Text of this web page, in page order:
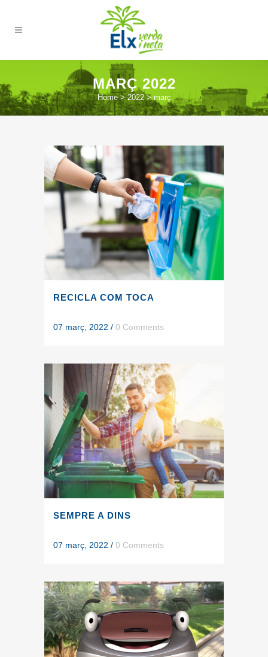
MARÇ 2022
Home>2022>març
RECICLA COM TOCA
07 març, 2022 / 0 Comments
SEMPRE A DINS
07 març, 2022 / 0 Comments